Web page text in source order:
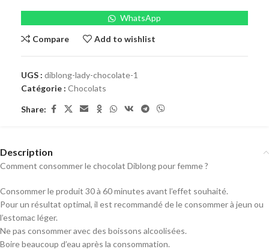
WhatsApp
Compare Add to wishlist
UGS : diblong-lady-chocolate-1
Catégorie : Chocolats
Share:
Description
Comment consommer le chocolat Diblong pour femme ?
Consommer le produit 30 à 60 minutes avant l’effet souhaité.
Pour un résultat optimal, il est recommandé de le consommer à jeun ou
l’estomac léger.
Ne pas consommer avec des boissons alcoolisées.
Boire beaucoup d’eau après la consommation.